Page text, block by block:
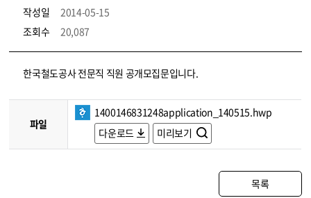
작성일
2014-05-15
조회수
20,087
코레일소개_경영공시_채용공고 상세보기 – 내용, 파일, 담당자 연락처로 구성
한국철도공사 전문직 직원 공개모집문입니다.
파일
1400146831248application_140515.hwp
다운로드
미리보기
목록